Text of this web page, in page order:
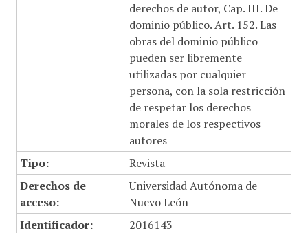
derechos de autor, Cap. III. De
dominio público. Art. 152. Las
obras del dominio público
pueden ser libremente
utilizadas por cualquier
persona, con la sola restricción
de respetar los derechos
morales de los respectivos
autores
Tipo:
Revista
Derechos de
acceso:
Universidad Autónoma de
Nuevo León
Identificador:
2016143